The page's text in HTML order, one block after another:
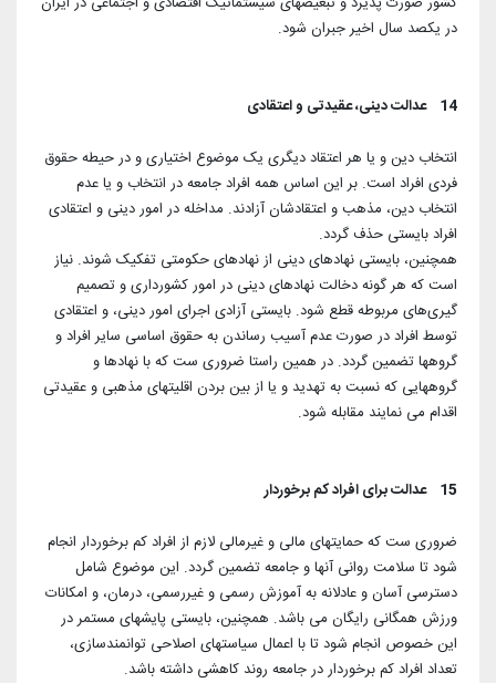
در یکصد سال اخیر جبران شود.
14 عدالت دینی، عقیدتی و اعتقادی
انتخاب دین و یا هر اعتقاد دیگری یک موضوع اختیاری و در حیطه حقوق
فردی افراد است. بر این اساس همه افراد جامعه در انتخاب و یا عدم
انتخاب دین، مذهب و اعتقادشان آزادند. مداخله در امور دینی و اعتقادی
افراد بایستی حذف گردد.
همچنین، بایستی نهادهای دینی از نهادهای حکومتی تفکیک شوند. نیاز
است که هر گونه دخالت نهادهای دینی در امور کشورداری و تصمیم
گیری‌های مربوطه قطع شود. بایستی آزادی اجرای امور دینی، و اعتقادی
توسط افراد در صورت عدم آسیب رساندن به حقوق اساسی سایر افراد و
گروهها تضمین گردد. در همین راستا ضروری ست که با نهادها و
گروههایی که نسبت به تهدید و یا از بین بردن اقلیتهای مذهبی و عقیدتی
اقدام می نمایند مقابله شود.
15 عدالت برای افراد کم برخوردار
ضروری ست که حمایتهای مالی و غیرمالی لازم از افراد کم برخوردار انجام
شود تا سلامت روانی آنها و جامعه تضمین گردد. این موضوع شامل
دسترسی آسان و عادلانه به آموزش رسمی و غیررسمی، درمان، و امکانات
ورزش همگانی رایگان می باشد. همچنین، بایستی پایشهای مستمر در
این خصوص انجام شود تا با اعمال سیاستهای اصلاحی توانمندسازی،
تعداد افراد کم برخوردار در جامعه روند کاهشی داشته باشد.